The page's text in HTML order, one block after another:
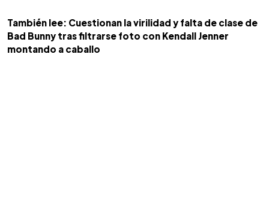
También lee: Cuestionan la virilidad y falta de clase de
Bad Bunny tras filtrarse foto con Kendall Jenner
montando a caballo